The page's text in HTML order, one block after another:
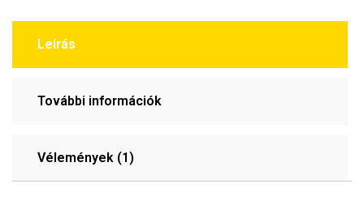
Leírás
További információk
Vélemények (1)